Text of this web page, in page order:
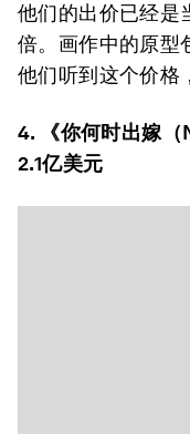
他们的出价已经是
倍。画作中的原型
他们听到这个价格
4. 《你何时出嫁（
2.1亿美元